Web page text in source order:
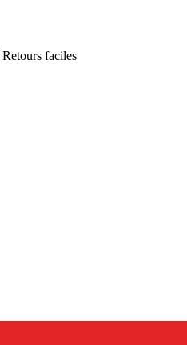
Retours faciles